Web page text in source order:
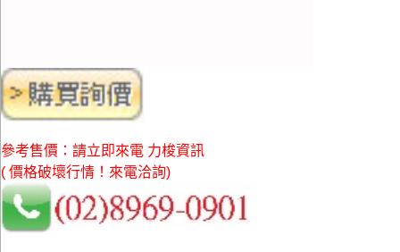
參考售價：請立即來電 力梭資訊
( 價格破壞行情！來電洽詢)